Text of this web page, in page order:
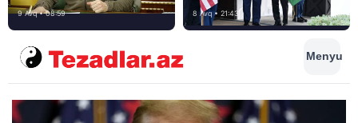
9 Avq • 08:59
məktubunda yazıb ki…
8 Avq • 21:43
Menyu